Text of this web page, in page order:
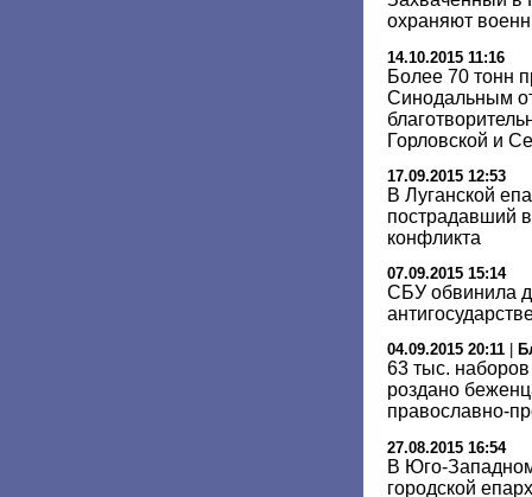
охраняют
14.10.2015 11:16
Более 70 тонн
Cинодальным
Горловской и
17.09.2015 12:53
В Луганской
пострадавший
конфликта
07.09.2015 15:14
СБУ обвинила
04.09.2015 20:11
63 тыс.
роздано
православно-
27.08.2015 16:54
В Юго-
городской